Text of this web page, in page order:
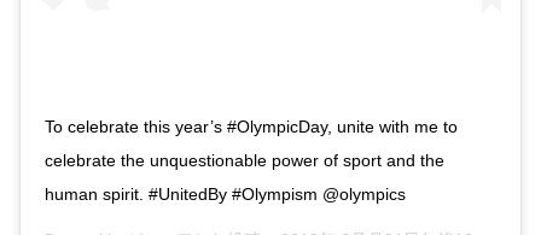
To celebrate this year’s #OlympicDay, unite with me to
celebrate the unquestionable power of sport and the
human spirit. #UnitedBy #Olympism @olympics